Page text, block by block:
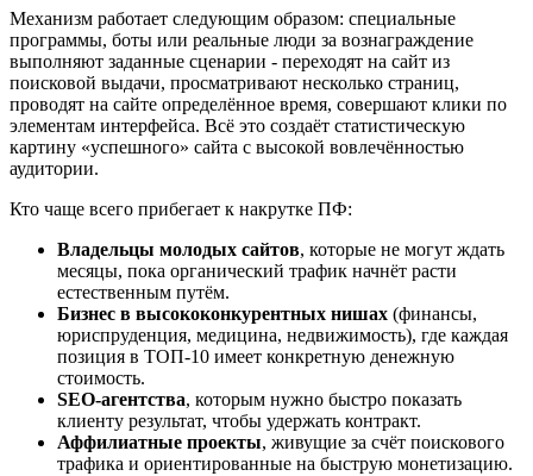
Механизм работает следующим образом: специальные
программы, боты или реальные люди за вознаграждение
выполняют заданные сценарии - переходят на сайт из
поисковой выдачи, просматривают несколько страниц,
проводят на сайте определённое время, совершают клики по
элементам интерфейса. Всё это создаёт статистическую
картину «успешного» сайта с высокой вовлечённостью
аудитории.
Кто чаще всего прибегает к накрутке ПФ:
Владельцы молодых сайтов, которые не могут ждать
месяцы, пока органический трафик начнёт расти
естественным путём.
Бизнес в высококонкурентных нишах (финансы,
юриспруденция, медицина, недвижимость), где каждая
позиция в ТОП-10 имеет конкретную денежную
стоимость.
SEO-агентства, которым нужно быстро показать
клиенту результат, чтобы удержать контракт.
Аффилиатные проекты, живущие за счёт поискового
трафика и ориентированные на быструю монетизацию.